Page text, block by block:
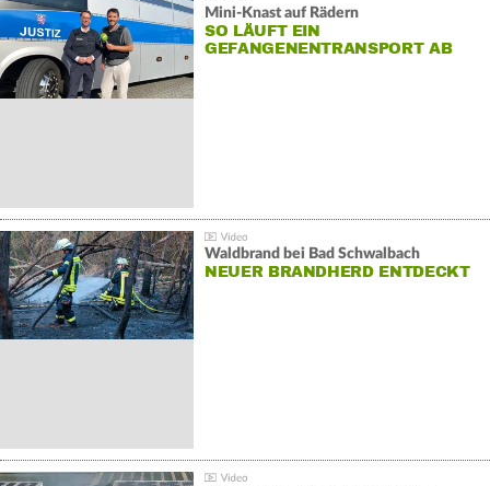
Mini-Knast auf Rädern
SO LÄUFT EIN
GEFANGENENTRANSPORT AB
Waldbrand bei Bad Schwalbach
NEUER BRANDHERD ENTDECKT